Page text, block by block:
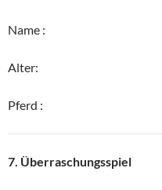
Name :
Alter:
Pferd :
7. Überraschungsspiel